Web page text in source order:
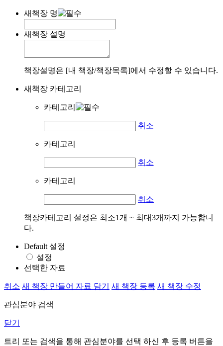
새책장 명
새책장 설명
책장설명은 [내 책장/책장목록]에서 수정할 수 있습니다.
새책장 카테고리
카테고리
취소
카테고리
취소
카테고리
취소
책장카테고리 설정은 최소1개 ~ 최대3개까지 가능합니
다.
Default 설정
설정
선택한 자료
취소 새 책장 만들어 자료 담기 새 책장 등록 새 책장 수정
관심분야 검색
닫기
트리 또는 검색을 통해 관심분야를 선택 하신 후 등록 버튼을